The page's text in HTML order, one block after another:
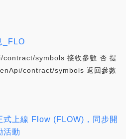
_FLO
contract/symbols 接收參數 否 提
contract/symbols 返回參數
上線 Flow (FLOW)，同步開
活動